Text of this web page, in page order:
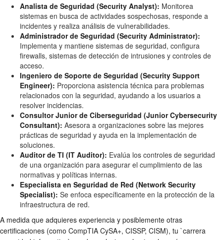
Analista de Seguridad (Security Analyst): Monitorea
sistemas en busca de actividades sospechosas, responde a
incidentes y realiza análisis de vulnerabilidades.
Administrador de Seguridad (Security Administrator):
Implementa y mantiene sistemas de seguridad, configura
firewalls, sistemas de detección de intrusiones y controles de
acceso.
Ingeniero de Soporte de Seguridad (Security Support
Engineer): Proporciona asistencia técnica para problemas
relacionados con la seguridad, ayudando a los usuarios a
resolver incidencias.
Consultor Junior de Ciberseguridad (Junior Cybersecurity
Consultant): Asesora a organizaciones sobre las mejores
prácticas de seguridad y ayuda en la implementación de
soluciones.
Auditor de TI (IT Auditor): Evalúa los controles de seguridad
de una organización para asegurar el cumplimiento de las
normativas y políticas internas.
Especialista en Seguridad de Red (Network Security
Specialist): Se enfoca específicamente en la protección de la
infraestructura de red.
A medida que adquieres experiencia y posiblemente otras
certificaciones (como CompTIA CySA+, CISSP, CISM), tu `carrera